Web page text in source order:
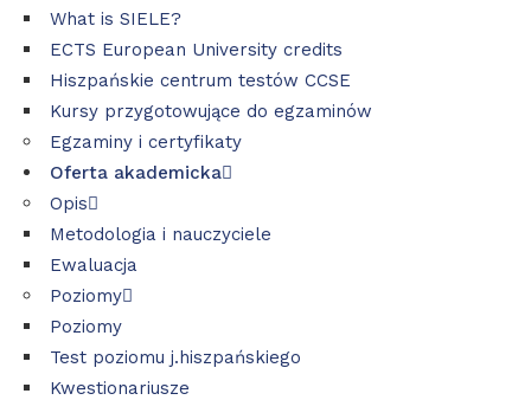
What is SIELE?
ECTS European University credits
Hiszpańskie centrum testów CCSE
Kursy przygotowujące do egzaminów
Egzaminy i certyfikaty
Oferta akademicka
Opis
Metodologia i nauczyciele
Ewaluacja
Poziomy
Poziomy
Test poziomu j.hiszpańskiego
Kwestionariusze